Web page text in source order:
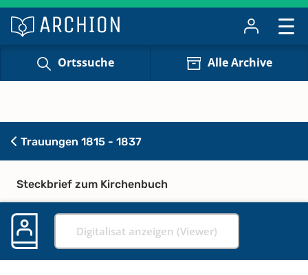
Ortssuche Alle Archive
Trauungen 1815 - 1837
Steckbrief zum Kirchenbuch
Digitalisat anzeigen (Viewer)